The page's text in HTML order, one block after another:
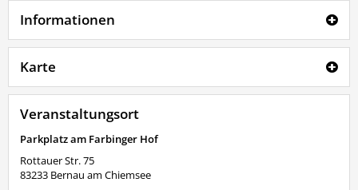
Informationen
Karte
Veranstaltungsort
Parkplatz am Farbinger Hof
Rottauer Str. 75
83233 Bernau am Chiemsee